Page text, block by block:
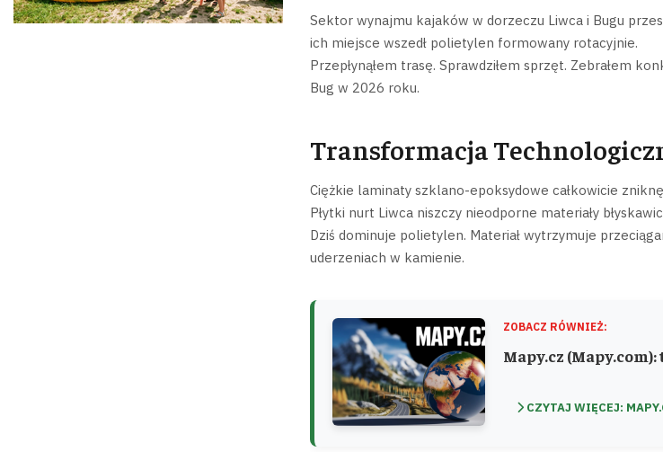
Sektor wynajmu kajaków w dorzeczu Liwca i Bugu
ich miejsce wszedł polietylen formowany rotacyjnie.
Przepłynąłem trasę. Sprawdziłem sprzęt. Zebrałem
Bug w 2026 roku.
Transformacja
Ciężkie laminaty szklano-epoksydowe całkowicie
Płytki nurt Liwca niszczy nieodporne materiały
Dziś dominuje polietylen. Materiał wytrzymuje
uderzeniach w kamienie.
ZOBACZ RÓWNIEŻ:
Mapy.cz
CZYTAJ WIĘCEJ: